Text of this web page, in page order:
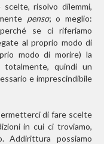
risolvo dilemmi,
penso; o meglio:
se ci riferiamo
al proprio modo di
modo di morire) la
quindi un
e imprescindibile
di fare scelte
in cui ci troviamo,
Addirittura possiamo